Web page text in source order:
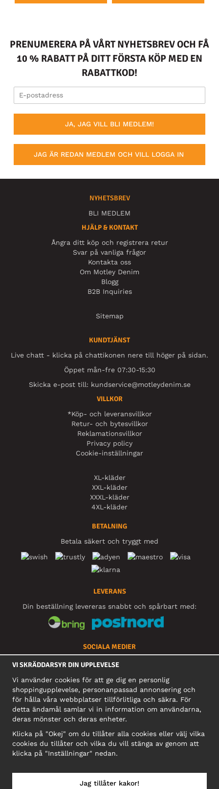
PRENUMERERA PÅ VÅRT NYHETSBREV OCH FÅ
10 % RABATT PÅ DITT FÖRSTA KÖP MED EN
RABATTKOD!
JA, JAG VILL BLI MEDLEM!
JAG ÄR REDAN MEDLEM OCH VILL LOGGA IN
NYHETSBREV
BLI MEDLEM
HJÄLP & KONTAKT
Ångra ditt köp och registrera retur
Svar på vanliga frågor
Kontakta oss
Om Motley Denim
Blogg
B2B Inquiries
Sitemap
KUNDTJÄNST
Live chatt - klicka på chattikonen nere till höger på sidan.
Öppet mån-fre 07:30-15:30
Skicka e-post till: kundservice@motleydenim.se
VILLKOR
*Köp- och leveransvillkor
Retur- och bytesvillkor
Reklamationsvillkor
Privacy policy
Cookie-inställningar
XL-kläder
XXL-kläder
XXXL-kläder
4XL-kläder
BETALNING
Betala säkert och tryggt med
LEVERANS
Din beställning levereras snabbt och spårbart med:
SOCIALA MEDIER
FÖRETAG
Motley Denim Europe OÜ
Narva mnt 5, EE-10117 Tallinn
Org: 12356245, Momsnummer: SE502090048501
OBS! Skicka inte varureturer till denna adress!
VI SKRÄDDARSYR DIN UPPLEVELSE
Vi använder cookies för att ge dig en personlig
shoppingupplevelse, personanpassad annonsering och
för hålla våra webbplatser tillförlitliga och säkra. För
detta ändamål samlar vi in information om användarna,
deras mönster och deras enheter.
Klicka på "Okej" om du tillåter alla cookies eller välj vilka
cookies du tillåter och vilka du vill stänga av genom att
klicka på "Inställningar" nedan.
Jag tillåter kakor!